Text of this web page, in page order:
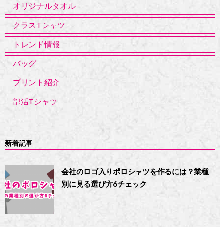
オリジナルタオル
クラスTシャツ
トレンド情報
バッグ
プリント紹介
部活Tシャツ
新着記事
会社のロゴ入りポロシャツを作るには？業種
別に見る選び方6チェック